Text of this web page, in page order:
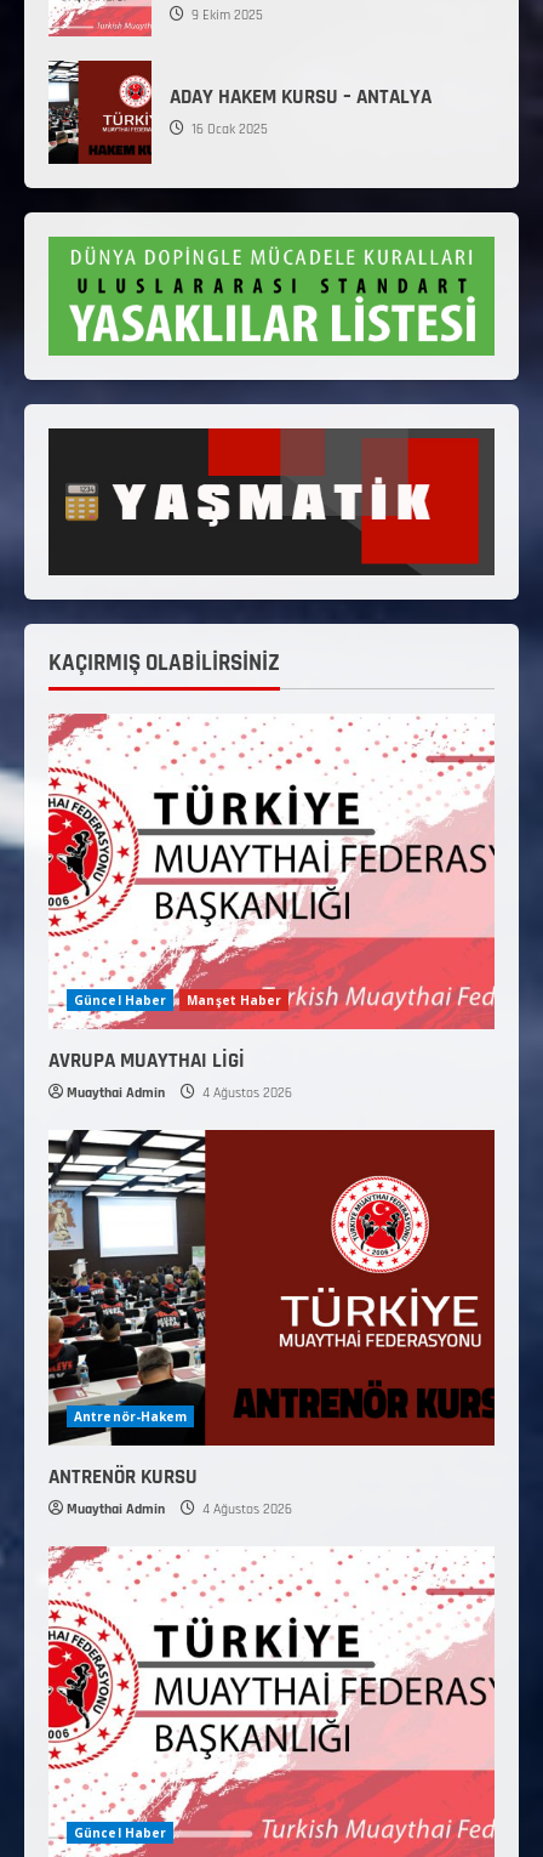
9 Ekim 2025
ADAY HAKEM KURSU – ANTALYA
16 Ocak 2025
KAÇIRMIŞ OLABİLİRSİNİZ
Güncel Haber Manşet Haber
AVRUPA MUAYTHAI LİGİ
Muaythai Admin 4 Ağustos 2026
Antrenör-Hakem
ANTRENÖR KURSU
Muaythai Admin 4 Ağustos 2026
Güncel Haber